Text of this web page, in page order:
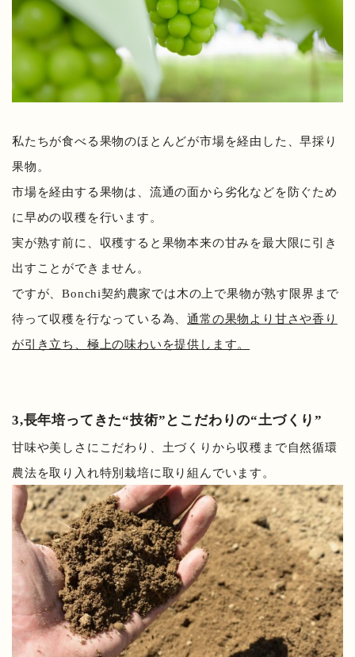
私たちが食べる果物のほとんどが市場を経由した、早採り
果物。
市場を経由する果物は、流通の面から劣化などを防ぐため
に早めの収穫を行います。
実が熟す前に、収穫すると果物本来の甘みを最大限に引き
出すことができません。
ですが、Bonchi契約農家では木の上で果物が熟す限界まで
待って収穫を行なっている為、通常の果物より甘さや香り
が引き立ち、極上の味わいを提供します。
3,長年培ってきた“技術”とこだわりの“土づくり”
甘味や美しさにこだわり、土づくりから収穫まで自然循環
農法を取り入れ特別栽培に取り組んでいます。